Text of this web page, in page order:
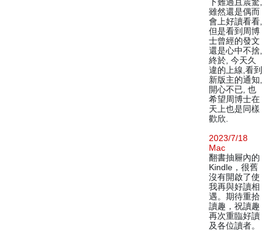
雖然還是偶而
會上好讀看看,
但是看到周博
士曾經的發文
還是心中不捨,
終於, 今天久
違的上線,看到
新版主的通知,
開心不已, 也
希望周博士在
天上也是同樣
歡欣.
2023/7/18
Mac
翻書抽屜內的
Kindle，很舊
沒有開啟了使
我再與好讀相
遇。期待重拾
讀趣，祝讀趣
再次重臨好讀
及各位讀者。